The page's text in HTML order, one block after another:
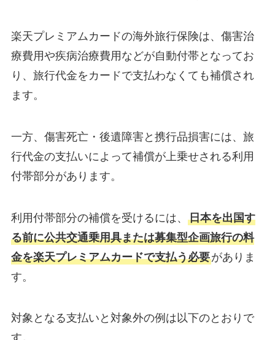
楽天プレミアムカードの海外旅行保険は、傷害治
療費用や疾病治療費用などが自動付帯となってお
り、旅行代金をカードで支払わなくても補償され
ます。
一方、傷害死亡・後遺障害と携行品損害には、旅
行代金の支払いによって補償が上乗せされる利用
付帯部分があります。
利用付帯部分の補償を受けるには、 日本を出国す
る前に公共交通乗用具または募集型企画旅行の料
金を楽天プレミアムカードで支払う必要がありま
す。
対象となる支払いと対象外の例は以下のとおりで